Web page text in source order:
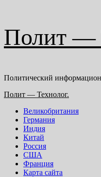
содержимому
Полит —
Политический
Основное
Полит — Технолог.
Великобритания
Германия
Индия
Китай
Россия
США
Франция
Карта сайта